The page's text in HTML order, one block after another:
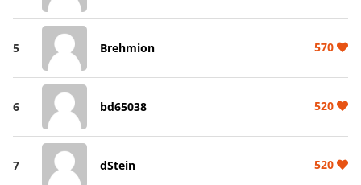
5 Brehmion 570
6 bd65038 520
7 dStein 520